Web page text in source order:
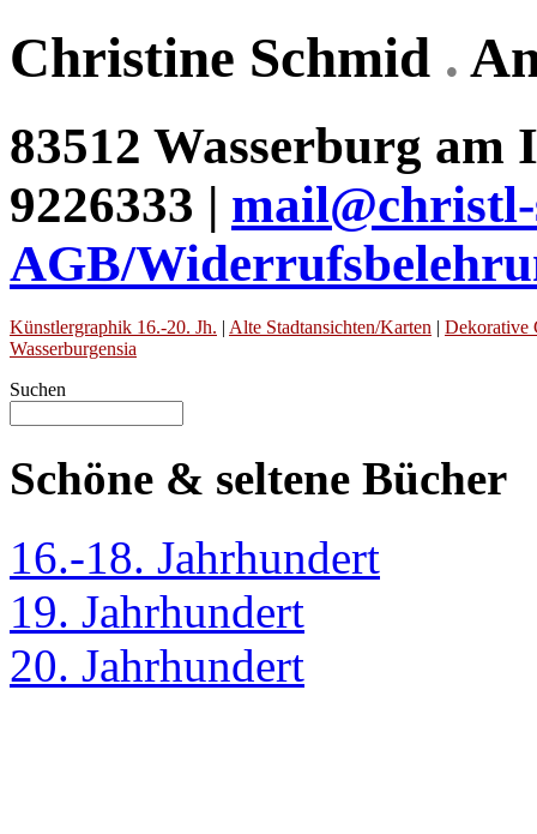
Christine Schmid .
83512 Wasserburg am
9226333 |
AGB/
Künstlergraphik 16.-20. Jh. | Alte Stadtansichten/Karten | Dekorative
Wasserburgensia
Suchen
Schöne & seltene Bücher
16.-18. Jahrhundert
19. Jahrhundert
20. Jahrhundert